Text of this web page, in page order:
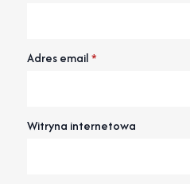
Adres email*
Witryna internetowa